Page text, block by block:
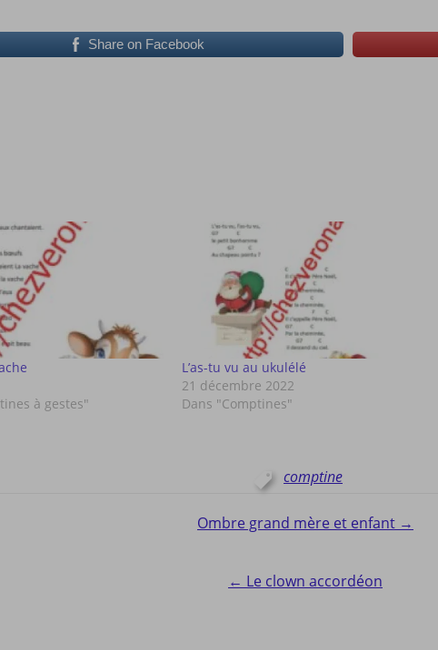
Share on Facebook
à gestes"
L’as-tu vu au ukulélé
21 décembre 2022
Dans "Comptines"
comptine
Ombre grand mère et enfant →
← Le clown accordéon